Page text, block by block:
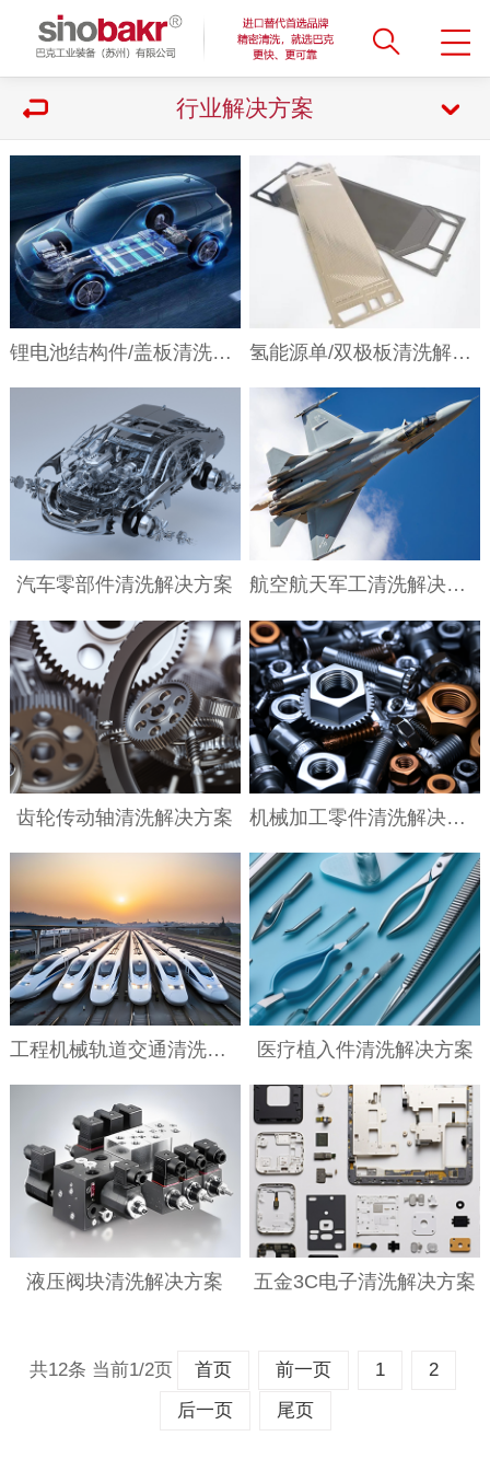
行业解决方案
锂电池结构件/盖板清洗解决方案 氢能源单/双极板清洗解决方案
汽车零部件清洗解决方案 航空航天军工清洗解决方案
齿轮传动轴清洗解决方案 机械加工零件清洗解决方案
工程机械轨道交通清洗解决方案 医疗植入件清洗解决方案
液压阀块清洗解决方案 五金3C电子清洗解决方案
共12条 当前1/2页 首页 前一页 1
2
后一页
尾页